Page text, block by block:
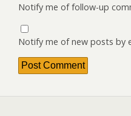
Notify me of follow-up
Notify me of new posts by